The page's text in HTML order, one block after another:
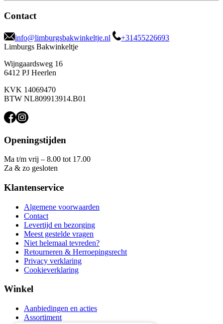
Contact
info@limburgsbakwinkeltje.nl
+31455226693
Limburgs Bakwinkeltje
Wijngaardsweg 16
6412 PJ Heerlen
KVK 14069470
BTW NL809913914.B01
Openingstijden
Ma t/m vrij – 8.00 tot 17.00
Za & zo gesloten
Klantenservice
Algemene voorwaarden
Contact
Levertijd en bezorging
Meest gestelde vragen
Niet helemaal tevreden?
Retourneren & Herroepingsrecht
Privacy verklaring
Cookieverklaring
Winkel
Aanbiedingen en acties
Assortiment